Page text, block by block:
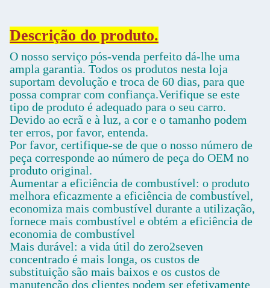
Descrição do produto.
O nosso serviço pós-venda perfeito dá-lhe uma
ampla garantia. Todos os produtos nesta loja
suportam devolução e troca de 60 dias, para que
possa comprar com confiança.Verifique se este
tipo de produto é adequado para o seu carro.
Devido ao ecrã e à luz, a cor e o tamanho podem
ter erros, por favor, entenda.
Por favor, certifique-se de que o nosso número de
peça corresponde ao número de peça do OEM no
produto original.
Aumentar a eficiência de combustível: o produto
melhora eficazmente a eficiência de combustível,
economiza mais combustível durante a utilização,
fornece mais combustível e obtém a eficiência de
economia de combustível
Mais durável: a vida útil do zero2seven
concentrado é mais longa, os custos de
substituição são mais baixos e os custos de
manutenção dos clientes podem ser efetivamente